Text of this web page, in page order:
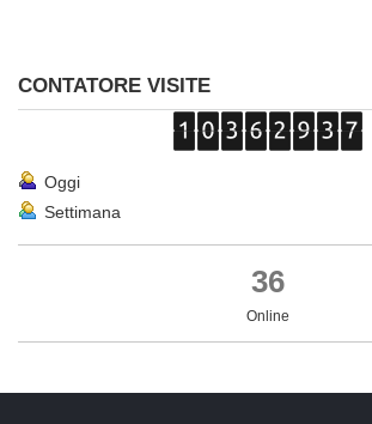
CONTATORE VISITE
Oggi
Settimana
36
Online